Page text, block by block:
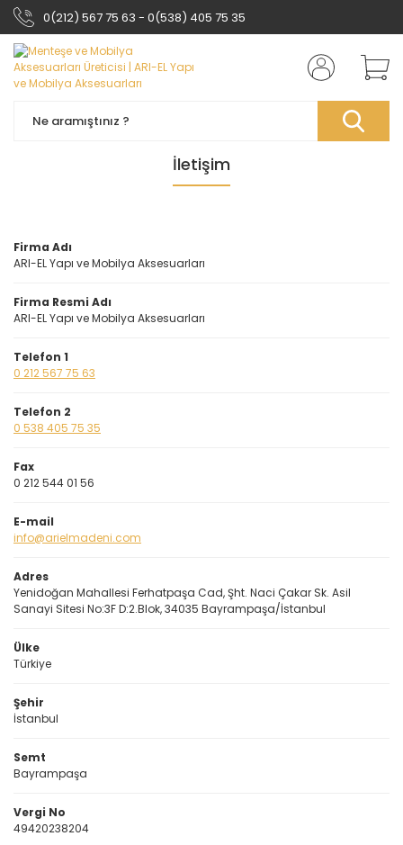
0(212) 567 75 63 - 0(538) 405 75 35
İletişim
Firma Adı
ARI-EL Yapı ve Mobilya Aksesuarları
Firma Resmi Adı
ARI-EL Yapı ve Mobilya Aksesuarları
Telefon 1
0 212 567 75 63
Telefon 2
0 538 405 75 35
Fax
0 212 544 01 56
E-mail
info@arielmadeni.com
Adres
Yenidoğan Mahallesi Ferhatpaşa Cad, Şht. Naci Çakar Sk. Asil
Sanayi Sitesi No:3F D:2.Blok, 34035 Bayrampaşa/İstanbul
Ülke
Türkiye
Şehir
İstanbul
Semt
Bayrampaşa
Vergi No
49420238204